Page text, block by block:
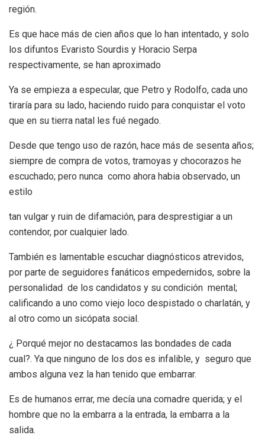
región.
Es que hace más de cien años que lo han intentado, y solo
los difuntos Evaristo Sourdis y Horacio Serpa
respectivamente, se han aproximado
Ya se empieza a especular, que Petro y Rodolfo, cada uno
tiraría para su lado, haciendo ruido para conquistar el voto
que en su tierra natal les fué negado.
Desde que tengo uso de razón, hace más de sesenta años;
siempre de compra de votos, tramoyas y chocorazos he
escuchado; pero nunca como ahora habia observado, un
estilo
tan vulgar y ruin de difamación, para desprestigiar a un
contendor, por cualquier lado.
También es lamentable escuchar diagnósticos atrevidos,
por parte de seguidores fanáticos empedernidos, sobre la
personalidad de los candidatos y su condición mental;
calificando a uno como viejo loco despistado o charlatán, y
al otro como un sicópata social.
¿ Porqué mejor no destacamos las bondades de cada
cual?. Ya que ninguno de los dos es infalible, y seguro que
ambos alguna vez la han tenido que embarrar.
Es de humanos errar, me decía una comadre querida; y el
hombre que no la embarra a la entrada, la embarra a la
salida.